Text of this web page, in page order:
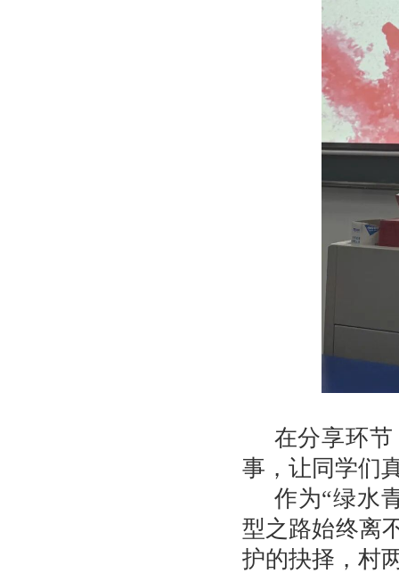
在分享环
事，让同学们
作为“绿水
型之路始终离
护的抉择，村